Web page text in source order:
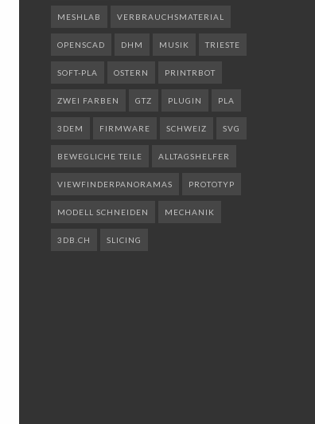
MESHLAB VERBRAUCHSMATERIAL
OPENSCAD DHM MUSIK TRIESTE
SOFT-PLA OSTERN PRINTRBOT
ZWEI FARBEN GTZ PLUGIN PLA
3DEM FIRMWARE SCHWEIZ SVG
BEWEGLICHE TEILE ALLTAGSHELFER
VIEWFINDERPANORAMAS PROTOTYP
MODELL SCHNEIDEN MECHANIK
3DB.CH SLICING